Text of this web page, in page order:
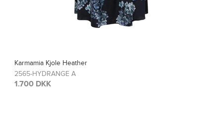
Karmamia Bluse Blair
2567-HYDRANGE A
1.200 DKK